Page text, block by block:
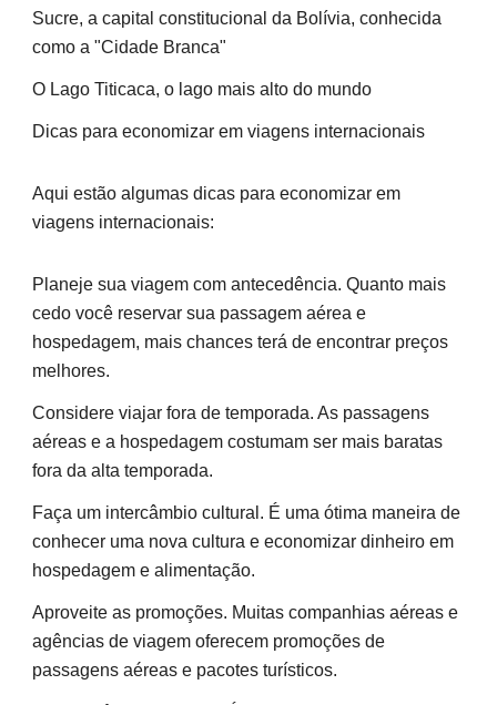
Sucre, a capital constitucional da Bolívia, conhecida
como a "Cidade Branca"
O Lago Titicaca, o lago mais alto do mundo
Dicas para economizar em viagens internacionais
Aqui estão algumas dicas para economizar em
viagens internacionais:
Planeje sua viagem com antecedência. Quanto mais
cedo você reservar sua passagem aérea e
hospedagem, mais chances terá de encontrar preços
melhores.
Considere viajar fora de temporada. As passagens
aéreas e a hospedagem costumam ser mais baratas
fora da alta temporada.
Faça um intercâmbio cultural. É uma ótima maneira de
conhecer uma nova cultura e economizar dinheiro em
hospedagem e alimentação.
Aproveite as promoções. Muitas companhias aéreas e
agências de viagem oferecem promoções de
passagens aéreas e pacotes turísticos.